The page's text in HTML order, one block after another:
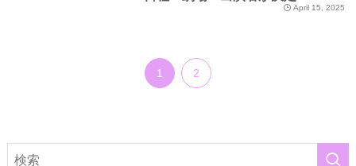
April 15, 2025
1 2